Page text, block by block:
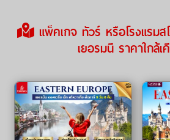
แพ็คเกจ ทัวร์ หรือโรงแรมส
เยอรมนี ราคาใกล้